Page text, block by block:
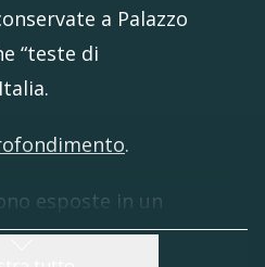
a Palazzo
“teste di
.
esposte in un
permanente al